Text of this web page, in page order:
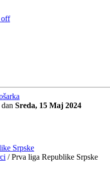
off
Sreda, 15 Maj 2024
Srpske
/ Prva liga Republike Srpske